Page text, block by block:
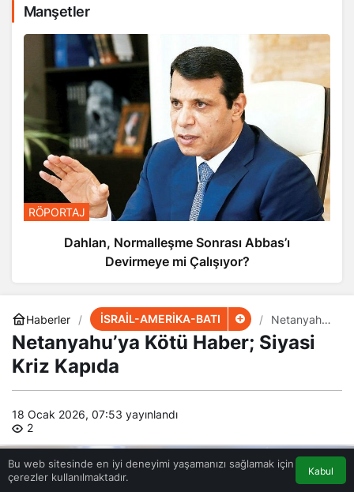
Manşetler
RÖPORTAJ
Dahlan, Normalleşme Sonrası Abbas’ı
Devirmeye mi Çalışıyor?
Haberler İSRAİL-AMERİKA-BATI
Netanyahu’
ya Kötü
Haber;
Netanyahu’ya Kötü Haber; Siyasi
Kriz Kapıda
18 Ocak 2026, 07:53 yayınlandı
2
Bu web sitesinde en iyi deneyimi yaşamanızı sağlamak için
çerezler kullanılmaktadır.
Kabul
Anasayfa Akış Trafik